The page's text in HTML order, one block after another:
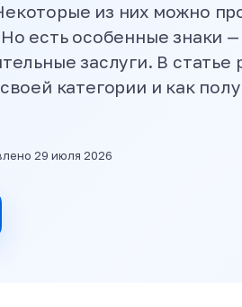
из них можно
есть особенные знаки
заслуги. В статье
категории и как
29 июля 2026